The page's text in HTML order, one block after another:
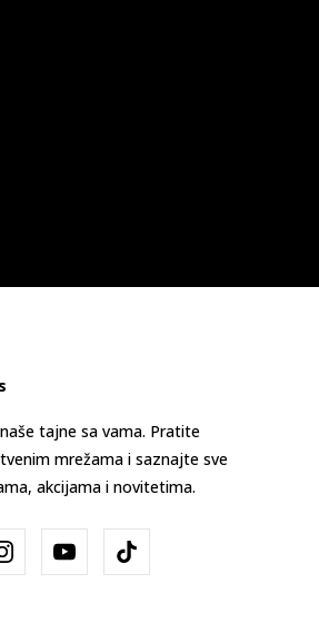
tajne sa vama. Pratite
mrežama i saznajte sve
akcijama i novitetima.